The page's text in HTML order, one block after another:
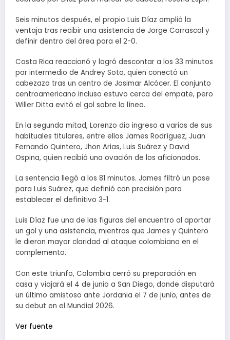
Seis minutos después, el propio Luis Díaz amplió la
ventaja tras recibir una asistencia de Jorge Carrascal y
definir dentro del área para el 2-0.
Costa Rica reaccionó y logró descontar a los 33 minutos
por intermedio de Andrey Soto, quien conectó un
cabezazo tras un centro de Josimar Alcócer. El conjunto
centroamericano incluso estuvo cerca del empate, pero
Willer Ditta evitó el gol sobre la línea.
En la segunda mitad, Lorenzo dio ingreso a varios de sus
habituales titulares, entre ellos James Rodríguez, Juan
Fernando Quintero, Jhon Arias, Luis Suárez y David
Ospina, quien recibió una ovación de los aficionados.
La sentencia llegó a los 81 minutos. James filtró un pase
para Luis Suárez, que definió con precisión para
establecer el definitivo 3-1.
Luis Díaz fue una de las figuras del encuentro al aportar
un gol y una asistencia, mientras que James y Quintero
le dieron mayor claridad al ataque colombiano en el
complemento.
Con este triunfo, Colombia cerró su preparación en
casa y viajará el 4 de junio a San Diego, donde disputará
un último amistoso ante Jordania el 7 de junio, antes de
su debut en el Mundial 2026.
Ver fuente